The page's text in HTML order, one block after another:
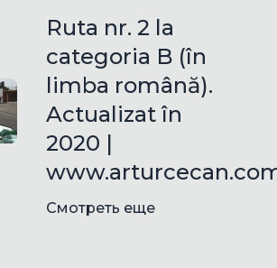
Ruta nr. 2 la
categoria B (în
limba română).
Actualizat în
2020 |
Смотреть еще